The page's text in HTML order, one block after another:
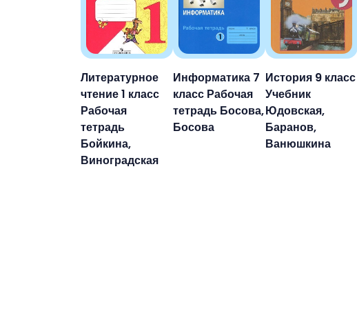
Литературное
чтение 1 класс
Рабочая
тетрадь
Бойкина,
Виноградская
Информатика 7
класс Рабочая
тетрадь Босова,
Босова
История 9 класс
Учебник
Юдовская,
Баранов,
Ванюшкина